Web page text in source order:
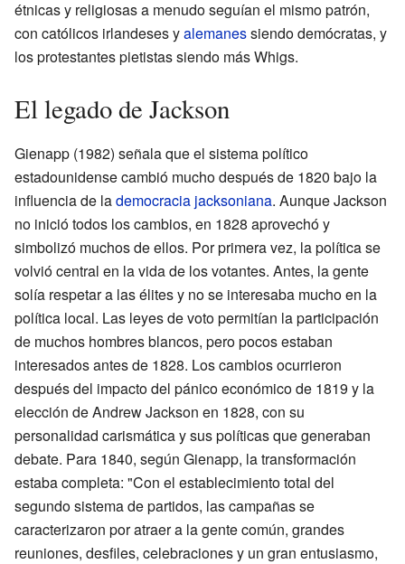
étnicas y religiosas a menudo seguían el mismo patrón,
con católicos irlandeses yalemanessiendo demócratas, y
los protestantes pietistas siendo más Whigs.
El legado de Jackson
Gienapp (1982) señala que el sistema político
estadounidense cambió mucho después de 1820 bajo la
influencia de lademocracia jacksoniana. Aunque Jackson
no inició todos los cambios, en 1828 aprovechó y
simbolizó muchos de ellos. Por primera vez, la política se
volvió central en la vida de los votantes. Antes, la gente
solía respetar a las élites y no se interesaba mucho en la
política local. Las leyes de voto permitían la participación
de muchos hombres blancos, pero pocos estaban
interesados antes de 1828. Los cambios ocurrieron
después del impacto del pánico económico de 1819 y la
elección de Andrew Jackson en 1828, con su
personalidad carismática y sus políticas que generaban
debate. Para 1840, según Gienapp, la transformación
estaba completa: "Con el establecimiento total del
segundo sistema de partidos, las campañas se
caracterizaron por atraer a la gente común, grandes
reuniones, desfiles, celebraciones y un gran entusiasmo,